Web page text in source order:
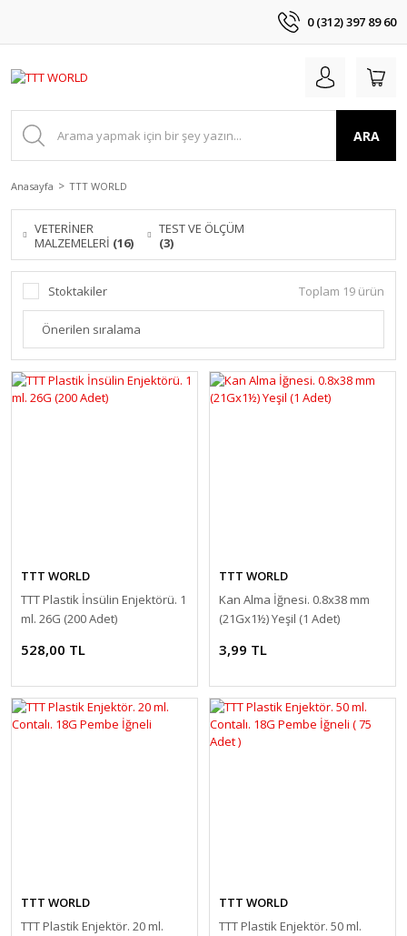
0 (312) 397 89 60
ARA
Anasayfa TTT WORLD
VETERİNER
MALZEMELERİ (16)
TEST VE ÖLÇÜM
(3)
Stoktakiler Toplam 19 ürün
TTT WORLD
TTT Plastik İnsülin Enjektörü. 1
ml. 26G (200 Adet)
528,00 TL
TTT WORLD
Kan Alma İğnesi. 0.8x38 mm
(21Gx1½) Yeşil (1 Adet)
3,99 TL
TTT WORLD
TTT Plastik Enjektör. 20 ml.
TTT WORLD
TTT Plastik Enjektör. 50 ml.